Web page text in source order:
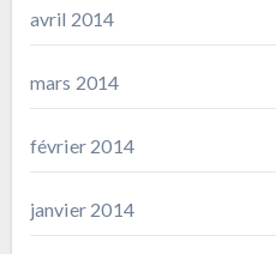
avril 2014
mars 2014
février 2014
janvier 2014